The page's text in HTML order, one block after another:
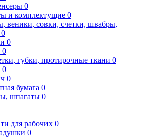
0
и комплектущие 0
веники, совки, счетки, швабры,
0
0
0
губки, протирочные ткани 0
0
0
бумага 0
шпагаты 0
для рабочих 0
0